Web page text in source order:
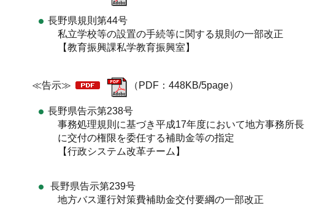
長野県規則第44号
私立学校等の設置の手続等に関する規則の一部改正
【教育振興課私学教育振興室】
≪告示≫ （PDF：448KB/5page）
長野県告示第238号
事務処理規則に基づき平成17年度において地方事務所長
に交付の権限を委任する補助金等の指定
【行政システム改革チーム】
長野県告示第239号
地方バス運行対策費補助金交付要綱の一部改正